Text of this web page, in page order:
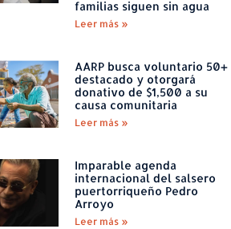
familias siguen sin agua
Leer más »
AARP busca voluntario 50+
destacado y otorgará
donativo de $1,500 a su
causa comunitaria
Leer más »
Imparable agenda
internacional del salsero
puertorriqueño Pedro
Arroyo
Leer más »